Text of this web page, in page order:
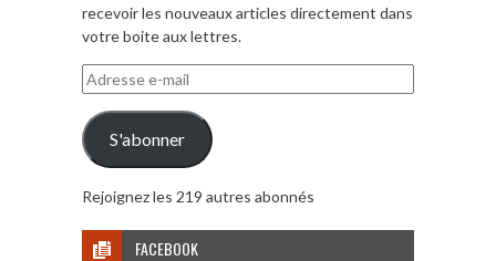
recevoir les nouveaux articles directement dans
votre boite aux lettres.
Adresse
e-
mail
S'abonner
Rejoignez les 219 autres abonnés
FACEBOOK